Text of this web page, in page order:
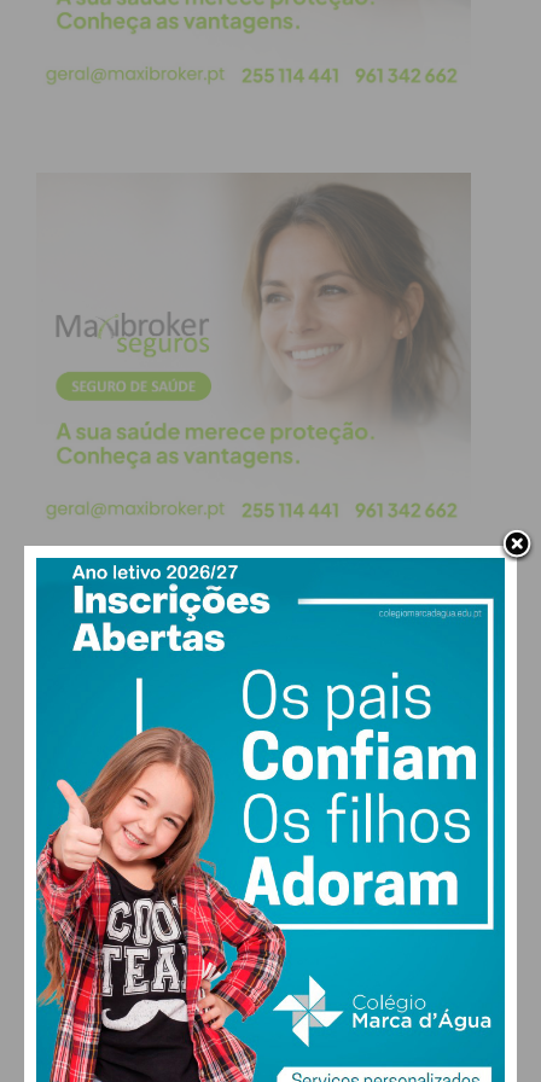
particularidades do edifício.
Imediato
Assine nossa newsletter por e-mail e
obtenha de forma regular a informação
atualizada.
Eu li e concordo com os
PAÇOS DE FERREIRA
°
clear sky
84% humidade
vento: 1m/s E
MAX 17 • MIN 17
30°
SEX
28
SÁB
27
DOM SEG
ALTERAR